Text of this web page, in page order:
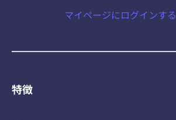
マイページにログインする
特徴